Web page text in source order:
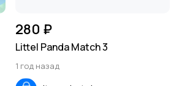
280 ₽
Littel Panda Match 3
1 год назад